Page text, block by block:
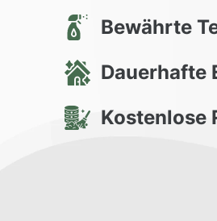
Bewährte
Dauerhafte
Kostenlose